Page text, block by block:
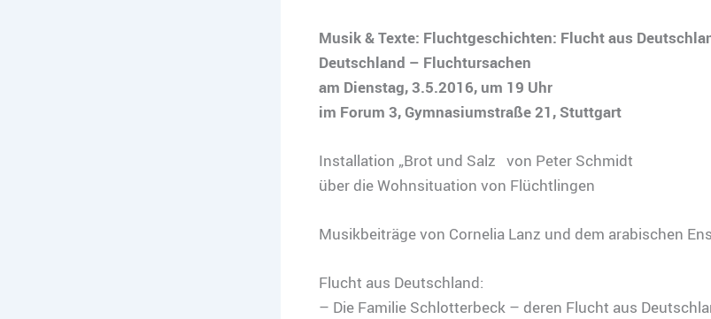
Musik & Texte: Fluchtgeschichten: Flucht aus
Deutschland – Fluchtursachen
am Dienstag, 3.5.2016, um 19 Uhr
im Forum 3, Gymnasiumstraße 21, Stuttgart
Installation „Brot und Salz von Peter Schmidt
über die Wohnsituation von Flüchtlingen
Musikbeiträge von Cornelia Lanz und dem arabischen
Flucht aus Deutschland:
– Die Familie Schlotterbeck – deren Flucht aus